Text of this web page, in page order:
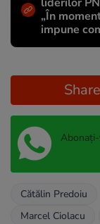
„În
impune
Share
Cătălin Predoiu
Marcel Ciolacu